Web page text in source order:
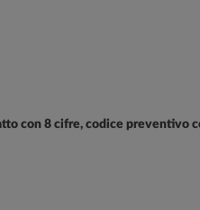
con 8 cifre, codice preventivo